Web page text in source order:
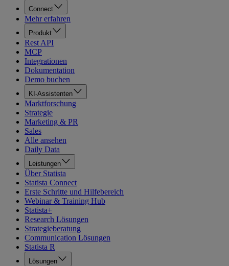
Connect
Mehr erfahren
Produkt
Rest API
MCP
Integrationen
Dokumentation
Demo buchen
KI-Assistenten
Marktforschung
Strategie
Marketing & PR
Sales
Alle ansehen
Daily Data
Leistungen
Über Statista
Statista Connect
Erste Schritte und Hilfebereich
Webinar & Training Hub
Statista+
Research Lösungen
Strategieberatung
Communication Lösungen
Statista R
Lösungen